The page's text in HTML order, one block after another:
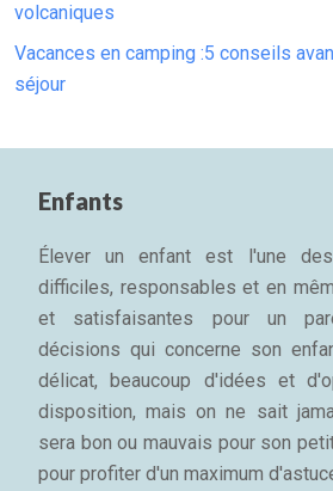
volcaniques
Vacances en camping :5 conseils
séjour
Enfants
Élever un enfant est l'une
difficiles, responsables et en
et satisfaisantes pour un
décisions qui concerne son
délicat, beaucoup d'idées et
disposition, mais on ne sait
sera bon ou mauvais pour son
pour profiter d'un maximum